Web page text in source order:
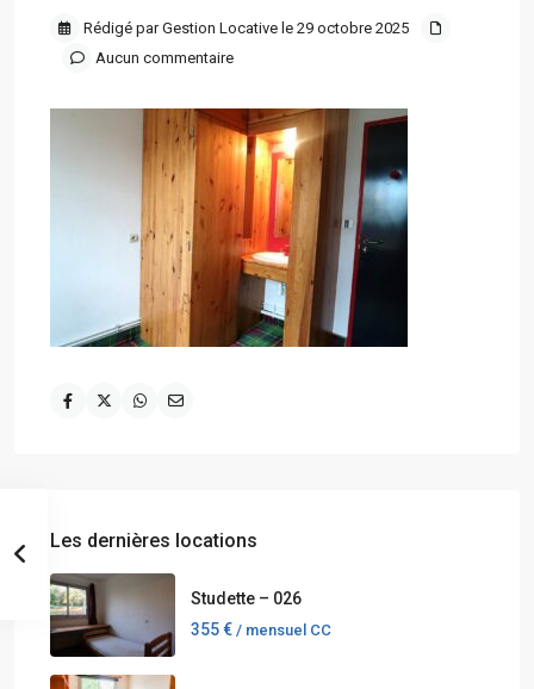
Rédigé par Gestion Locative le 29 octobre 2025
Aucun commentaire
Les dernières locations
Studette – 026
355 € / mensuel CC